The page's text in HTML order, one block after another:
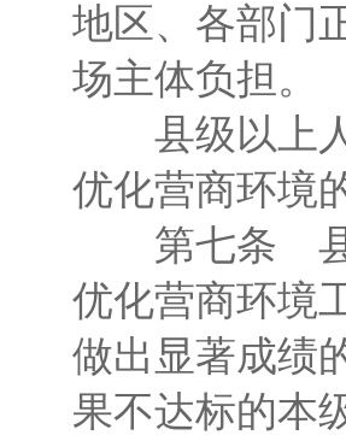
地区、各部门
场主体负担。
县级以上人
优化营商环境
第七条 县级
优化营商环境
做出显著成绩
果不达标的本